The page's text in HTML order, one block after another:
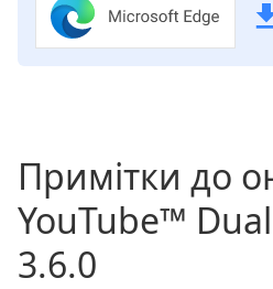
Примітки до
YouTube™
3.6.0